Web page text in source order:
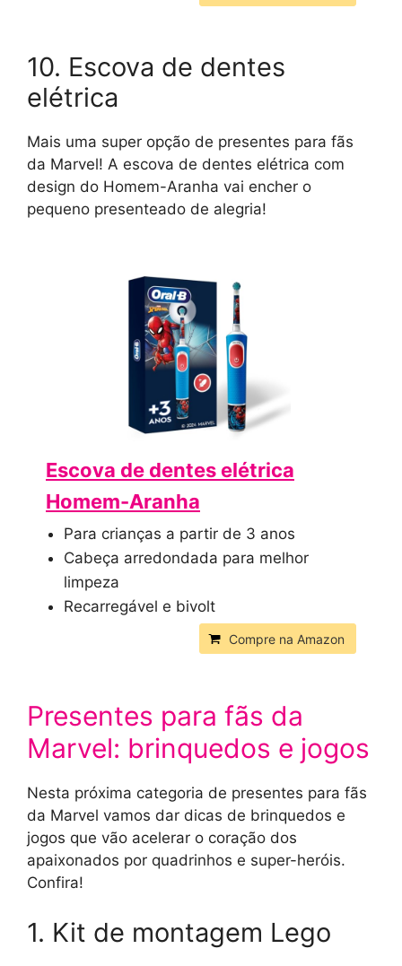
10. Escova de dentes
elétrica
Mais uma super opção de presentes para fãs
da Marvel! A escova de dentes elétrica com
design do Homem-Aranha vai encher o
pequeno presenteado de alegria!
Escova de dentes elétrica
Homem-Aranha
Para crianças a partir de 3 anos
Cabeça arredondada para melhor
limpeza
Recarregável e bivolt
Compre na Amazon
Presentes para fãs da
Marvel: brinquedos e jogos
Nesta próxima categoria de presentes para fãs
da Marvel vamos dar dicas de brinquedos e
jogos que vão acelerar o coração dos
apaixonados por quadrinhos e super-heróis.
Confira!
1. Kit de montagem Lego